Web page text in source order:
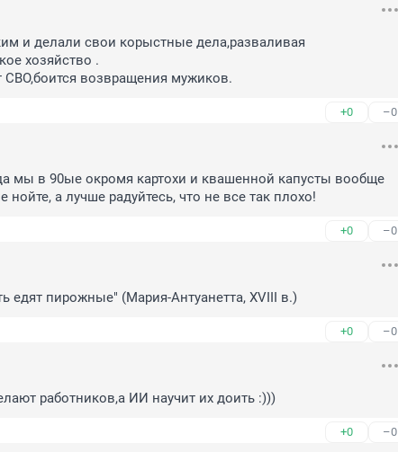
и делали свои корыстные дела,разваливая
хозяйство .
СВО,боится возвращения мужиков.
+0 –0
мы в 90ые окромя картохи и квашенной капусты вообще
нойте, а лучше радуйтесь, что не все так плохо!
+0 –0
едят пирожные" (Мария-Антуанетта, XVIII в.)
+0 –0
работников,а ИИ научит их доить :)))
+0 –0